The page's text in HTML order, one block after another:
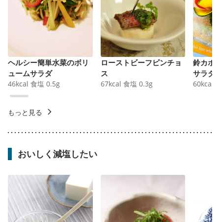
ヘルシー簡単水菜のボリ
ュームサラダ
46kcal 食塩 0.5g
ローストビーフピンチョ
ス
67kcal 食塩 0.3g
鈴カボ
サラダ
60kcal
もっと見る
おいしく減塩したい